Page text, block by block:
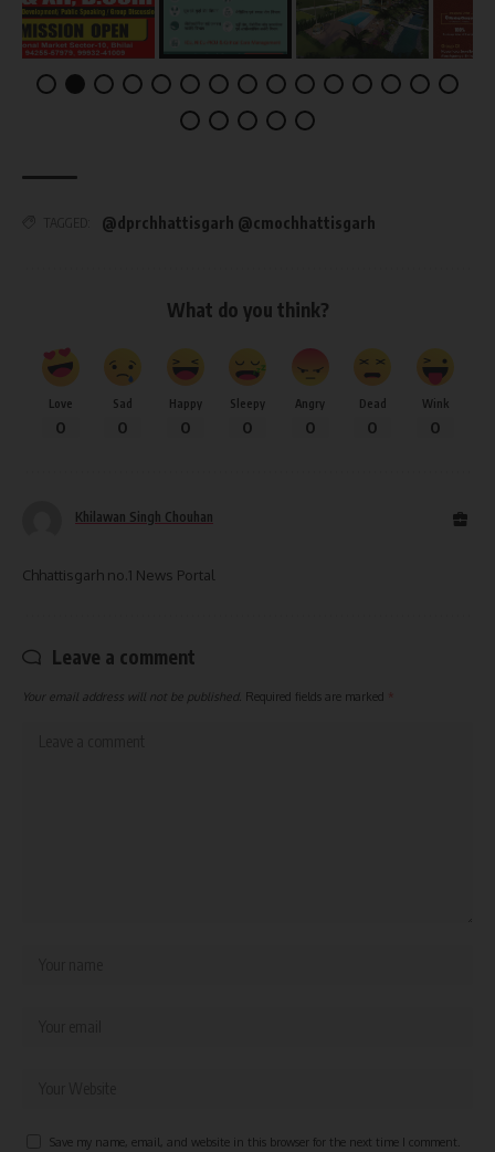
@dprchhattisgarh @cmochhattisgarh
What do you think?
Love
0
Sad
0
Happy
0
Sleepy
0
Angry
0
Dead
0
Wink
0
Khilawan Singh Chouhan
Chhattisgarh no.1 News Portal
Leave a comment
Your email address will not be published. Required fields are marked *
Save my name, email, and website in this browser for the next time I comment.